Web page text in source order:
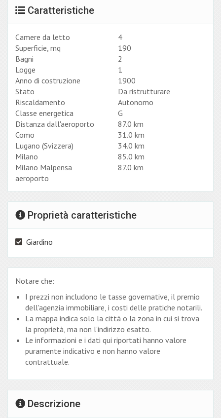
Caratteristiche
Camere da letto
4
Superficie, mq
190
Bagni
2
Logge
1
Anno di costruzione
1900
Stato
Da ristrutturare
Riscaldamento
Autonomo
Classe energetica
G
Distanza dall'aeroporto
87.0 km
Como
31.0 km
Lugano (Svizzera)
34.0 km
Milano
85.0 km
Milano Malpensa
aeroporto
87.0 km
Proprietà caratteristiche
Giardino
Notare che:
I prezzi non includono le tasse governative, il premio
dell'agenzia immobiliare, i costi delle pratiche notarili.
La mappa indica solo la città o la zona in cui si trova
la proprietà, ma non l'indirizzo esatto.
Le informazioni e i dati qui riportati hanno valore
puramente indicativo e non hanno valore
contrattuale.
Descrizione